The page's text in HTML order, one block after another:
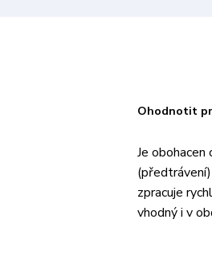
Ohodnotit
Je
zpracuje
vhodný i v